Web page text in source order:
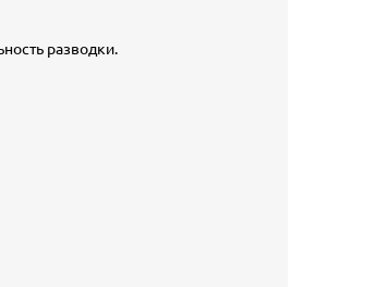
разводки.